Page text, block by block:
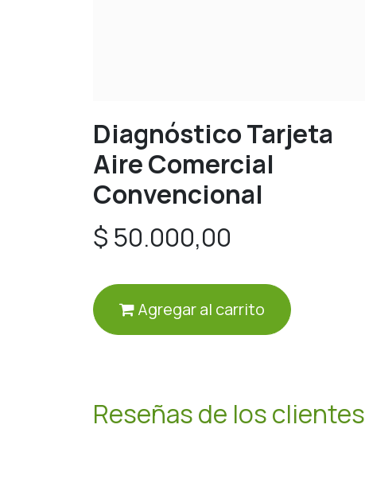
Diagnóstico Tarjeta
Aire Comercial
Convencional
$ 50.000,00
Agregar al carrito
Reseñas de los clientes